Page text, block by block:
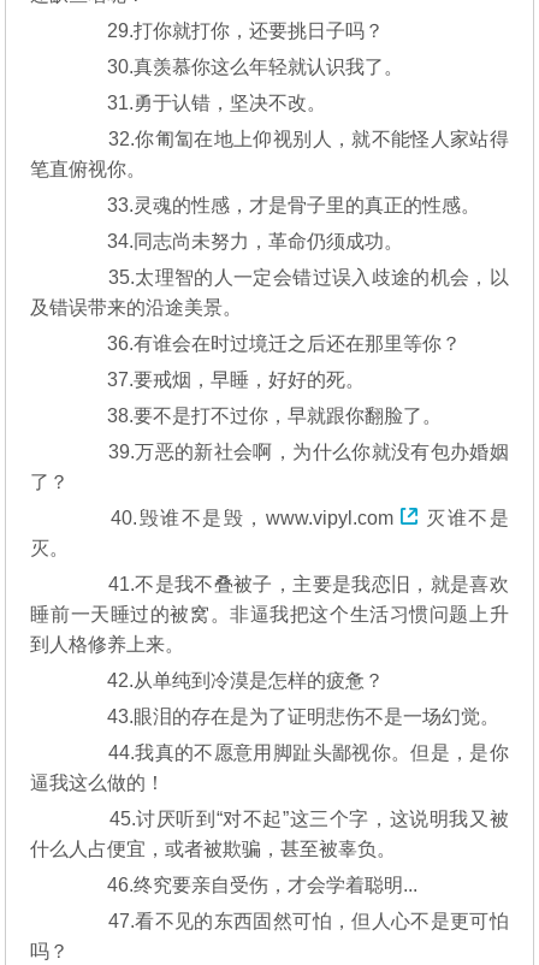
29.打你就打你，还要挑日子吗？
30.真羡慕你这么年轻就认识我了。
31.勇于认错，坚决不改。
32.你匍匐在地上仰视别人，就不能怪人家站得
笔直俯视你。
33.灵魂的性感，才是骨子里的真正的性感。
34.同志尚未努力，革命仍须成功。
35.太理智的人一定会错过误入歧途的机会，以
及错误带来的沿途美景。
36.有谁会在时过境迁之后还在那里等你？
37.要戒烟，早睡，好好的死。
38.要不是打不过你，早就跟你翻脸了。
39.万恶的新社会啊，为什么你就没有包办婚姻
了？
40.毁谁不是毁， www.vipyl.com
灭谁不是
灭。
41.不是我不叠被子，主要是我恋旧，就是喜欢
睡前一天睡过的被窝。非逼我把这个生活习惯问题上升
到人格修养上来。
42.从单纯到冷漠是怎样的疲惫？
43.眼泪的存在是为了证明悲伤不是一场幻觉。
44.我真的不愿意用脚趾头鄙视你。但是，是你
逼我这么做的！
45.讨厌听到“对不起”这三个字，这说明我又被
什么人占便宜，或者被欺骗，甚至被辜负。
46.终究要亲自受伤，才会学着聪明...
47.看不见的东西固然可怕，但人心不是更可怕
吗？